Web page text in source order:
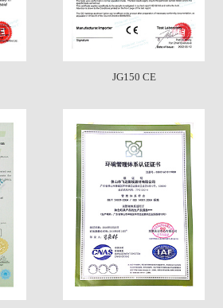
JG150 CE